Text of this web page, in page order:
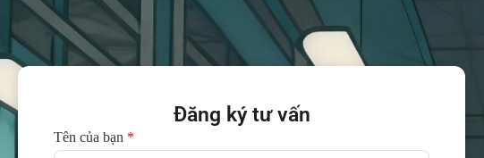
Đăng ký tư vấn
Tên của bạn *